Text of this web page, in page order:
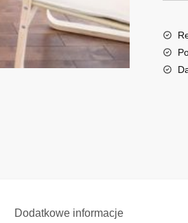
a
t
i
Dodatkowe informacje